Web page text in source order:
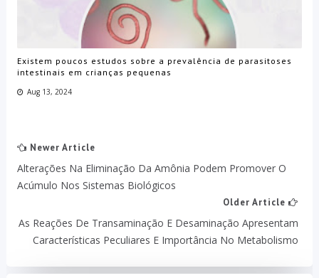
Existem poucos estudos sobre a prevalência de parasitoses
intestinais em crianças pequenas
Aug 13, 2024
Newer Article
Alterações Na Eliminação Da Amônia Podem Promover O
Acúmulo Nos Sistemas Biológicos
Older Article
As Reações De Transaminação E Desaminação Apresentam
Características Peculiares E Importância No Metabolismo